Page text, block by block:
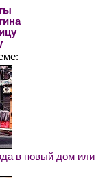
в новый дом или